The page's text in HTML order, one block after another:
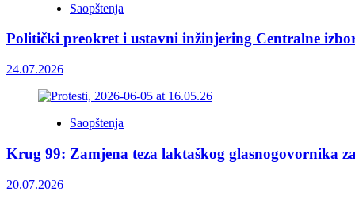
Saopštenja
Politički preokret i ustavni inžinjering Centralne
24.07.2026
Saopštenja
Krug 99: Zamjena teza laktaškog glasnogovornika
20.07.2026